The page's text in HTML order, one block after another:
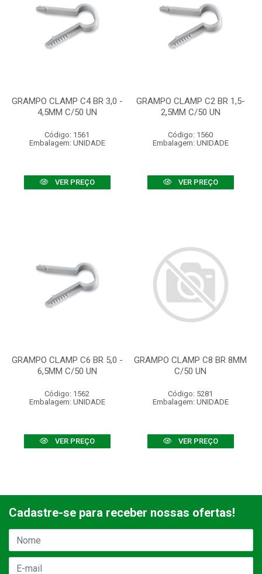
GRAMPO CLAMP C4 BR 3,0 -
4,5MM C/50 UN
Código: 1561
Embalagem: UNIDADE
VER PREÇO
GRAMPO CLAMP C2 BR 1,5-
2,5MM C/50 UN
Código: 1560
Embalagem: UNIDADE
VER PREÇO
GRAMPO CLAMP C6 BR 5,0 -
6,5MM C/50 UN
Código: 1562
Embalagem: UNIDADE
VER PREÇO
GRAMPO CLAMP C8 BR 8MM
C/50 UN
Código: 5281
Embalagem: UNIDADE
VER PREÇO
Cadastre-se para receber nossas ofertas!